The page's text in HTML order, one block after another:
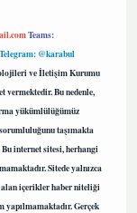
Teams:
Telegram: @karabul
ve İletişim Kurumu
vermektedir. Bu nedenle,
yükümlülüğümüz
taşımakta
internet sitesi, herhangi
Sitede yalnızca
alan içerikler haber niteliği
yapılmamaktadır. Gerçek